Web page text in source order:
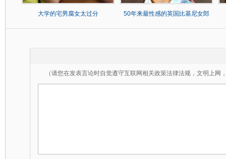
大学的宅男腐女太过分 50年来最性感的英国比基尼女郎
（请您在发表言论时自觉遵守互联网相关政策法律法规，文明上网